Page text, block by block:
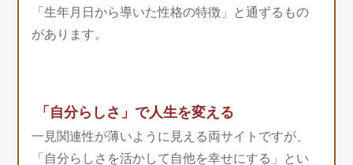
「生年月日から導いた性格の特徴」と通ずるもの
があります。
「自分らしさ」で人生を変える
一見関連性が薄いように見える両サイトですが、
「自分らしさを活かして自他を幸せにする」とい